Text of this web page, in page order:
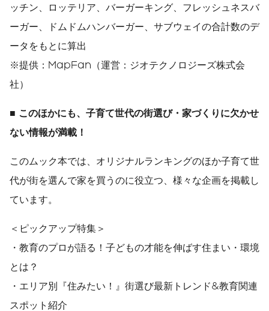
ッチン、ロッテリア、バーガーキング、フレッシュネスバ
ーガー、ドムドムハンバーガー、サブウェイの合計数のデ
ータをもとに算出
※提供：MapFan（運営：ジオテクノロジーズ株式会
社）
■ このほかにも、子育て世代の街選び・家づくりに欠かせ
ない情報が満載！
このムック本では、オリジナルランキングのほか子育て世
代が街を選んで家を買うのに役立つ、様々な企画を掲載し
ています。
＜ピックアップ特集＞
・教育のプロが語る！子どもの才能を伸ばす住まい・環境
とは？
・エリア別『住みたい！』街選び最新トレンド&教育関連
スポット紹介